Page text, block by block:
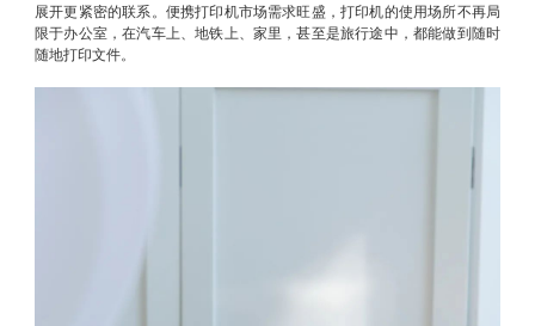
展开更紧密的联系。便携打印机市场需求旺盛，打印机的使用场所不再局
限于办公室，在汽车上、地铁上、家里，甚至是旅行途中，都能做到随时
随地打印文件。